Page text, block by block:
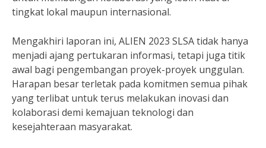
tingkat lokal maupun internasional.
Mengakhiri laporan ini, ALIEN 2023 SLSA tidak hanya
menjadi ajang pertukaran informasi, tetapi juga titik
awal bagi pengembangan proyek-proyek unggulan.
Harapan besar terletak pada komitmen semua pihak
yang terlibat untuk terus melakukan inovasi dan
kolaborasi demi kemajuan teknologi dan
kesejahteraan masyarakat.